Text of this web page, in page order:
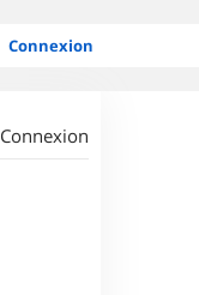
Connexion
Connexion